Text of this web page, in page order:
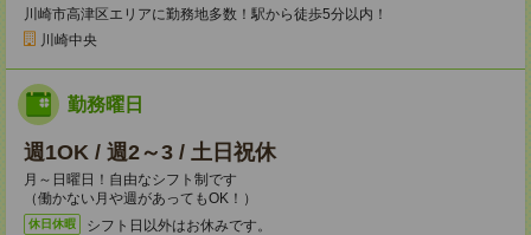
川崎市高津区エリアに勤務地多数！駅から徒歩5分以内！
川崎中央
勤務曜日
週1OK / 週2～3 / 土日祝休
月～日曜日！自由なシフト制です
（働かない月や週があってもOK！）
休日休暇 シフト日以外はお休みです。